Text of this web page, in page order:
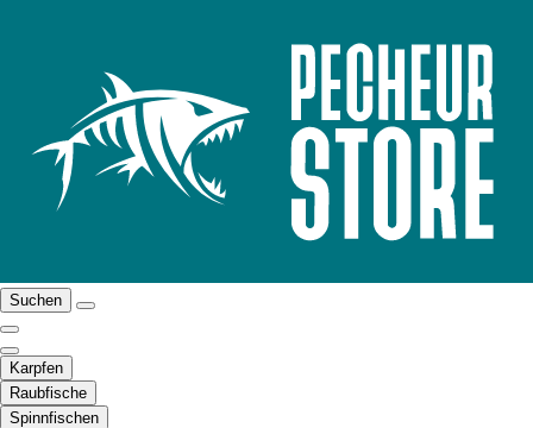
Suchen
Karpfen
Raubfische
Spinnfischen